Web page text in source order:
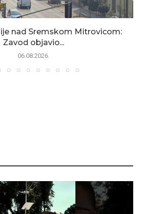
nad Sremskom Mitrovicom:
Zavod objavio...
06.08.2026.